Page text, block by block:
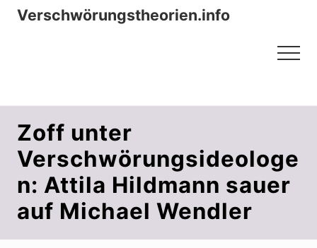
Menu
Zum
ZurVerschwörungstheorien.info
Menu
Zoff unter
Verschwörungsideologe
n: Attila Hildmann sauer
auf Michael Wendler